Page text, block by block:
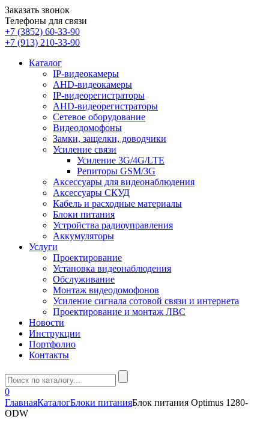
Заказать звонок
Телефоны для связи
+7 (3852) 60-33-90
+7 (913) 210-33-90
Каталог
IP-видеокамеры
AHD-видеокамеры
IP-видеорегистраторы
AHD-видеорегистраторы
Сетевое оборудование
Видеодомофоны
Замки, защелки, доводчики
Усиление связи
Усиление 3G/4G/LTE
Репиторы GSM/3G
Аксессуары для видеонаблюдения
Аксессуары СКУД
Кабель и расходные материалы
Блоки питания
Устройства радиоуправления
Аккумуляторы
Услуги
Проектирование
Установка видеонаблюдения
Обслуживание
Монтаж видеодомофонов
Усиление сигнала сотовой связи и интернета
Проектирование и монтаж ЛВС
Новости
Инструкции
Портфолио
Контакты
0
ГлавнаяКаталогБлоки питанияБлок питания Optimus 1280-
ODW